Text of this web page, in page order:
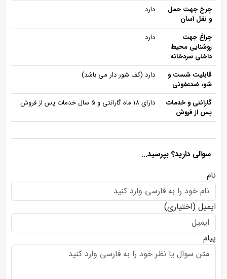
چرخ جهت حمل
و نقل آسان
دارد
چراغ جهت
روشنایی محیط
داخلی سردخانه
دارد
قابلیت شست و
شو، ضدعفونی
دارد (کف شور دار می باشد)
گارانتی و خدمات
پس از فروش
دارای 18 ماه گارانتی و 5 سال خدمات پس از فروش
سوالی دارید؟ بپرسید...
نام
ایمیل (اختیاری)
پیام